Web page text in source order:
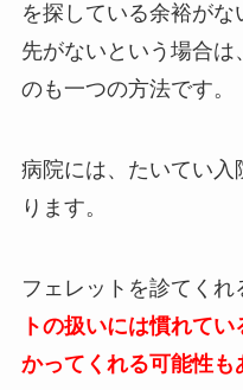
を探している余裕が
先がないという場合
のも一つの方法です。
病院には、たいてい
ります。
フェレットを診てくれ
トの扱いには慣れて
かってくれる可能性も